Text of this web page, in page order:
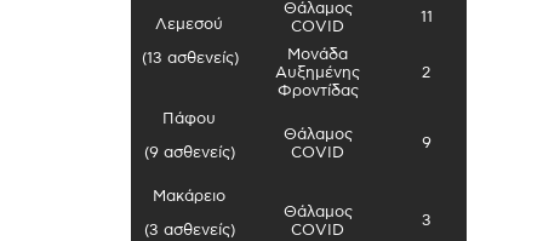
Λεμεσού
(13 ασθενείς)
Θάλαμος
COVID
11
Μονάδα
Αυξημένης
Φροντίδας
2
Πάφου
(9 ασθενείς)
Θάλαμος
COVID
9
Μακάρειο
(3 ασθενείς)
Θάλαμος
COVID
3